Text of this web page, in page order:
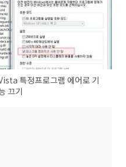
특정프로그램 에어로 기
끄기